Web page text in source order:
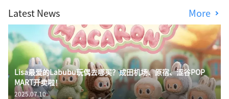
Latest News More
Lisa最爱的Labubu玩偶去哪买？成田机场、原宿、涩谷POP
MART开卖啦！
2025.07.10